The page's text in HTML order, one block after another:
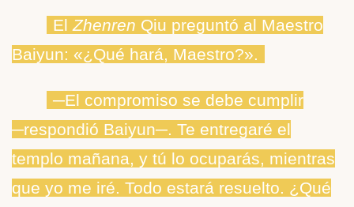
El Zhenren Qiu preguntó al Maestro
Baiyun: «¿Qué hará, Maestro?».
─El compromiso se debe cumplir
─respondió Baiyun─. Te entregaré el
templo mañana, y tú lo ocuparás, mientras
que yo me iré. Todo estará resuelto. ¿Qué